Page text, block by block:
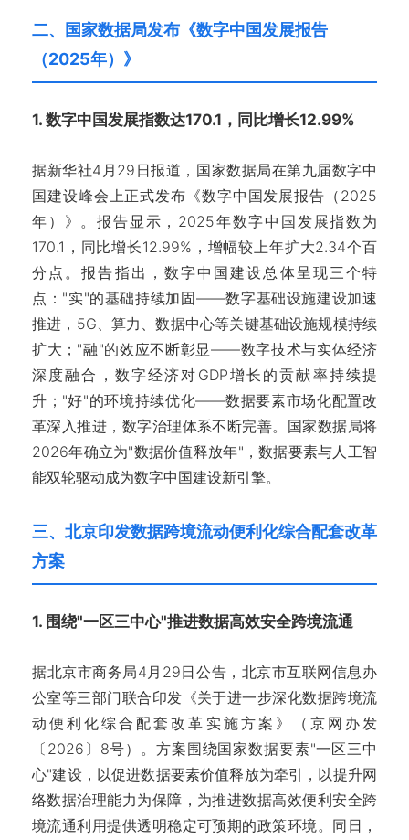
二、国家数据局发布《数字中国发展报告
（2025年）》
1. 数字中国发展指数达170.1，同比增长12.99%
据新华社4月29日报道，国家数据局在第九届数字中
国建设峰会上正式发布《数字中国发展报告（2025
年）》。报告显示，2025年数字中国发展指数为
170.1，同比增长12.99%，增幅较上年扩大2.34个百
分点。报告指出，数字中国建设总体呈现三个特
点："实"的基础持续加固——数字基础设施建设加速
推进，5G、算力、数据中心等关键基础设施规模持续
扩大；"融"的效应不断彰显——数字技术与实体经济
深度融合，数字经济对GDP增长的贡献率持续提
升；"好"的环境持续优化——数据要素市场化配置改
革深入推进，数字治理体系不断完善。国家数据局将
2026年确立为"数据价值释放年"，数据要素与人工智
能双轮驱动成为数字中国建设新引擎。
三、北京印发数据跨境流动便利化综合配套改革
方案
1. 围绕"一区三中心"推进数据高效安全跨境流通
据北京市商务局4月29日公告，北京市互联网信息办
公室等三部门联合印发《关于进一步深化数据跨境流
动便利化综合配套改革实施方案》（京网办发
〔2026〕8号）。方案围绕国家数据要素"一区三中
心"建设，以促进数据要素价值释放为牵引，以提升网
络数据治理能力为保障，为推进数据高效便利安全跨
境流通利用提供透明稳定可预期的政策环境。同日，